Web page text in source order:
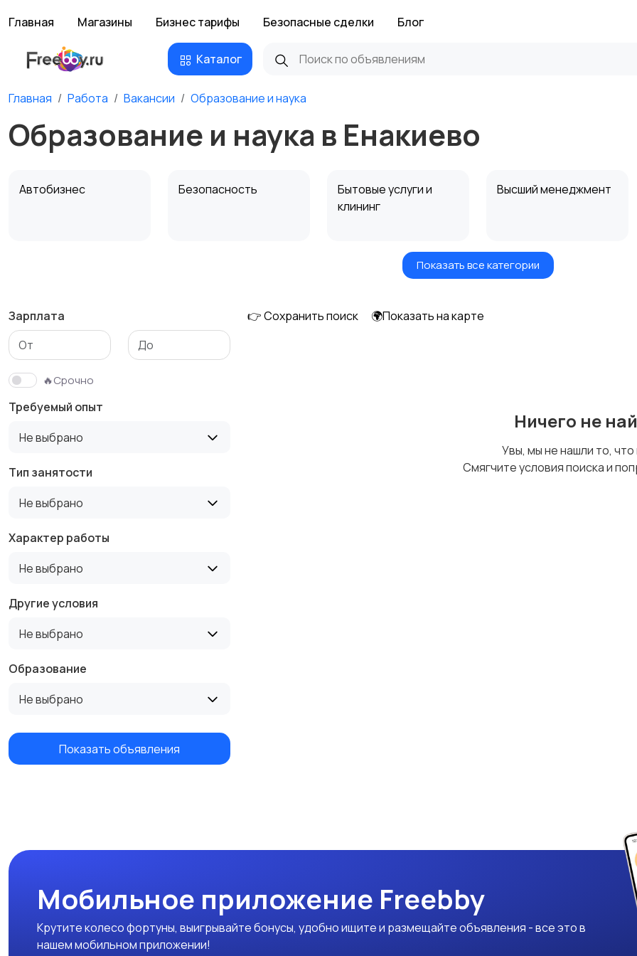
Главная Магазины Бизнес тарифы Безопасные сделки Блог
Каталог
Главная Работа Вакансии Образование и наука
Образование и наука в Енакиево
Автобизнес Безопасность
Бытовые услуги и
клининг
Высший менеджмент
Информационные
Искусство и
Медицина Начало карьеры
Производство
Рестораны и
Показать все категории
Зарплата
🔥Срочно
Требуемый опыт
Не выбрано
Тип занятости
Не выбрано
Характер работы
Не выбрано
Другие условия
Не выбрано
Образование
Не выбрано
Показать объявления
👉 Сохранить поиск 🌍Показать на карте
Ничего не
Увы, мы не нашли то, что
Смягчите условия поиска и
Мобильное приложение Freebby
Крутите колесо фортуны, выигрывайте бонусы, удобно ищите и размещайте объявления - все это в
нашем мобильном приложении!